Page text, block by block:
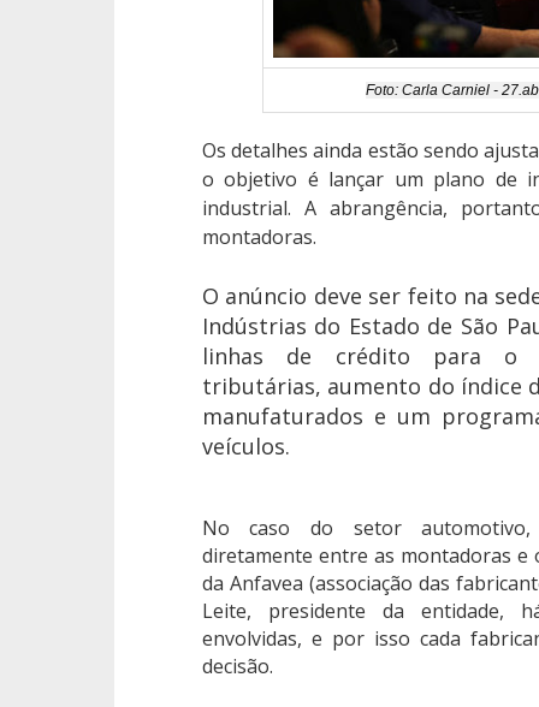
Foto: Carla Carniel -
Os detalhes ainda estão sendo
o objetivo é lançar um plano de
industrial. A abrangência,
montadoras.
O anúncio deve ser feito na
Indústrias do Estado de São
linhas de crédito para o
tributárias, aumento do índice
manufaturados e um
veículos.
No caso do setor automotivo,
diretamente entre as montadoras
da Anfavea (associação das
Leite, presidente da entidade,
envolvidas, e por isso cada
decisão.